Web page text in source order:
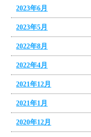
2023年6月
2023年5月
2022年8月
2022年4月
2021年12月
2021年1月
2020年12月